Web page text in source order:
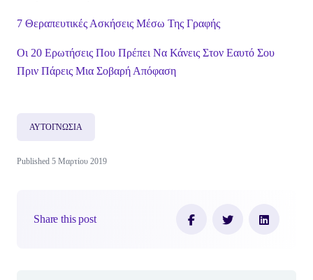
7 Θεραπευτικές Ασκήσεις Μέσω Της Γραφής
Οι 20 Ερωτήσεις Που Πρέπει Να Κάνεις Στον Εαυτό Σου
Πριν Πάρεις Μια Σοβαρή Απόφαση
ΑΥΤΟΓΝΩΣΙΑ
Published 5 Μαρτίου 2019
Share this post